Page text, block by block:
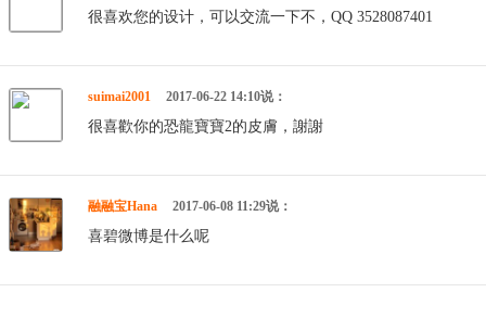
很喜欢您的设计，可以交流一下不，QQ 3528087401
suimai2001 2017-06-22 14:10说：
很喜歡你的恐龍寶寶2的皮膚，謝謝
融融宝Hana 2017-06-08 11:29说：
喜碧微博是什么呢